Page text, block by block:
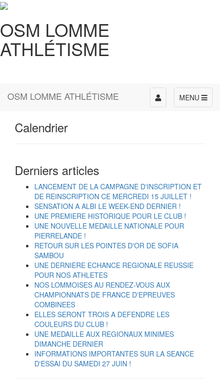
OSM LOMME
ATHLÉTISME
OSM LOMME ATHLÉTISME MENU
Toggle
navigation
Calendrier
Derniers articles
LANCEMENT DE LA CAMPAGNE D'INSCRIPTION ET
DE REINSCRIPTION CE MERCREDI 15 JUILLET !
SENSATION A ALBI LE WEEK-END DERNIER !
UNE PREMIERE HISTORIQUE POUR LE CLUB !
UNE NOUVELLE MEDAILLE NATIONALE POUR
PIERRELANDE !
RETOUR SUR LES POINTES D'OR DE SOFIA
SAMBOU
UNE DERNIERE ECHANCE REGIONALE REUSSIE
POUR NOS ATHLETES
NOS LOMMOISES AU RENDEZ-VOUS AUX
CHAMPIONNATS DE FRANCE D'EPREUVES
COMBINEES
ELLES SERONT TROIS A DEFENDRE LES
COULEURS DU CLUB !
UNE MEDAILLE AUX REGIONAUX MINIMES
DIMANCHE DERNIER
INFORMATIONS IMPORTANTES SUR LA SEANCE
D'ESSAI DU SAMEDI 27 JUIN !